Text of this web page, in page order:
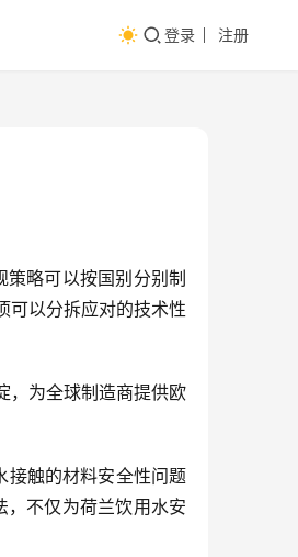
登录 注册
略可以按国别分别制
可以分拆应对的技术性
，为全球制造商提供欧
接触的材料安全性问题
不仅为荷兰饮用水安